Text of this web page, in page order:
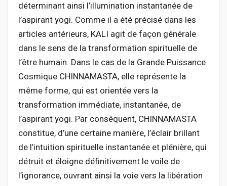
déterminant ainsi l’illumination instantanée de
l’aspirant yogi. Comme il a été précisé dans les
articles antérieurs, KALI agit de façon générale
dans le sens de la transformation spirituelle de
l’être humain. Dans le cas de la Grande Puissance
Cosmique CHINNAMASTA, elle représente la
même forme, qui est orientée vers la
transformation immédiate, instantanée, de
l’aspirant yogi. Par conséquent, CHINNAMASTA
constitue, d’une certaine manière, l’éclair brillant
de l’intuition spirituelle instantanée et plénière, qui
détruit et éloigne définitivement le voile de
l’ignorance, ouvrant ainsi la voie vers la libération